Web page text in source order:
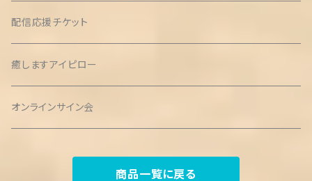
配信応援チケット
癒しますアイピロー
オンラインサイン会
商品一覧に戻る